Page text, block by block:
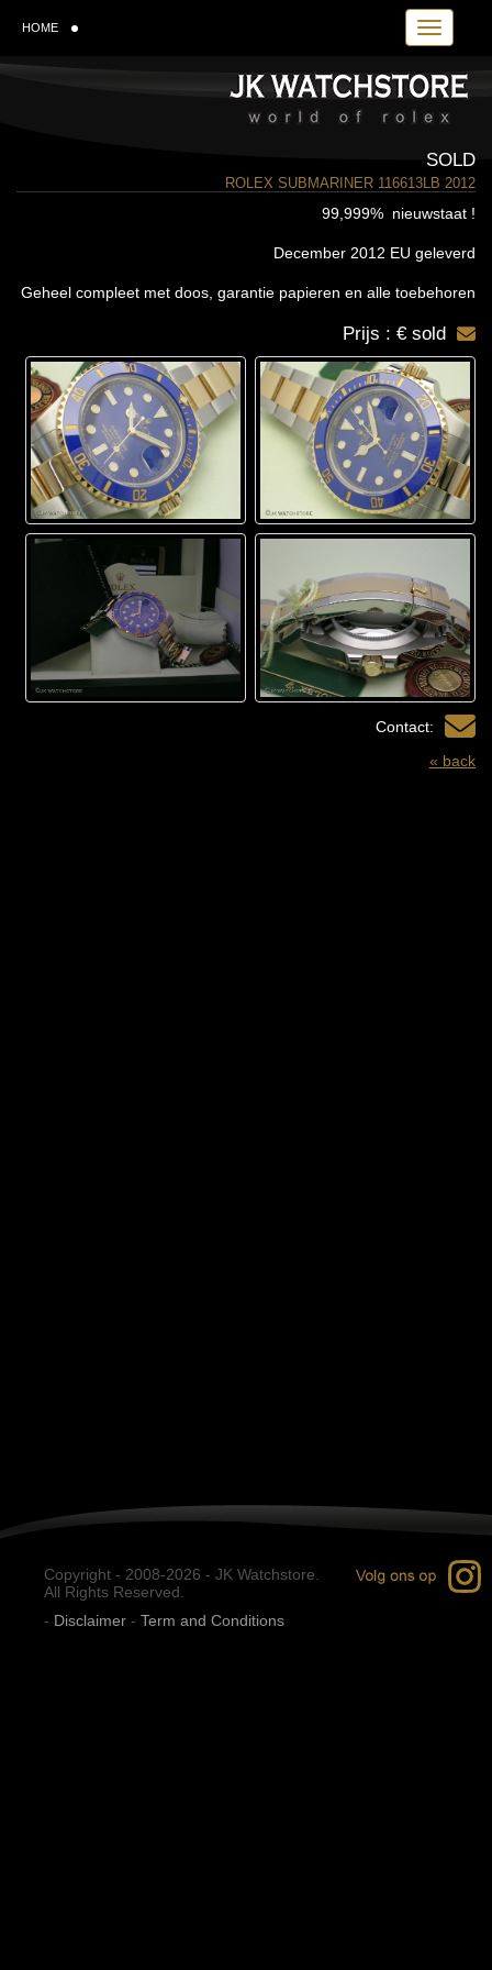
Toggle
HOME
SOLD
ROLEX SUBMARINER 116613LB 2012
99,999% nieuwstaat !
December 2012 EU geleverd
Geheel compleet met doos, garantie papieren en alle toebehoren
Prijs : € sold
Contact:
« back
Copyright - 2008-2026 - JK Watchstore.
All Rights Reserved.
- Disclaimer - Term and Conditions